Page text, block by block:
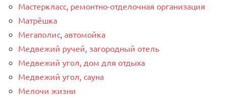
Мастеркласс, ремонтно-отделочная организация
Матрёшка
Мегаполис, автомойка
Медвежий ручей, загородный отель
Медвежий угол, дом для отдыха
Медвежий угол, сауна
Мелочи жизни